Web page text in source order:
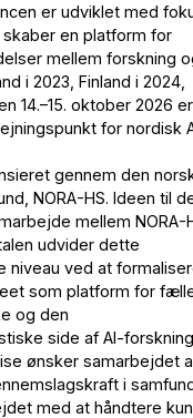
er udviklet med
en platform for
mellem forskning
i 2023, Finland i 2024,
14.–15. oktober 2026 er
for nordisk
gennem den
NORA-HS. Ideen til
mellem NORA-
udvider dette
niveau ved at
som platform for
og den
side af AI-
ønsker samarbejdet
i
med at håndtere